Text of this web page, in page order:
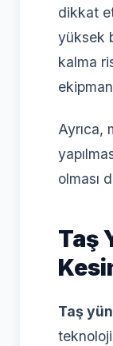
dikkat
yüksek
kalma
Ayrıca,
olması
Taş
Taş